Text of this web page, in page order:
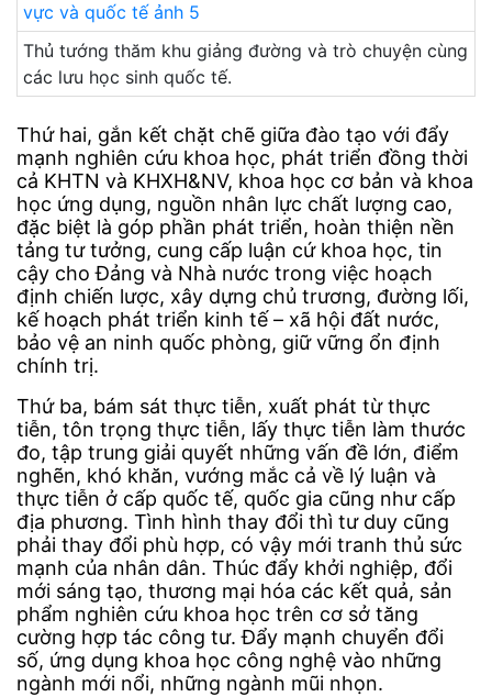
Thủ tướng thăm khu giảng đường và trò chuyện cùng
các lưu học sinh quốc tế.
Thứ hai, gắn kết chặt chẽ giữa đào tạo với đẩy
mạnh nghiên cứu khoa học, phát triển đồng thời
cả KHTN và KHXH&NV, khoa học cơ bản và khoa
học ứng dụng, nguồn nhân lực chất lượng cao,
đặc biệt là góp phần phát triển, hoàn thiện nền
tảng tư tưởng, cung cấp luận cứ khoa học, tin
cậy cho Đảng và Nhà nước trong việc hoạch
định chiến lược, xây dựng chủ trương, đường lối,
kế hoạch phát triển kinh tế – xã hội đất nước,
bảo vệ an ninh quốc phòng, giữ vững ổn định
chính trị.
Thứ ba, bám sát thực tiễn, xuất phát từ thực
tiễn, tôn trọng thực tiễn, lấy thực tiễn làm thước
đo, tập trung giải quyết những vấn đề lớn, điểm
nghẽn, khó khăn, vướng mắc cả về lý luận và
thực tiễn ở cấp quốc tế, quốc gia cũng như cấp
địa phương. Tình hình thay đổi thì tư duy cũng
phải thay đổi phù hợp, có vậy mới tranh thủ sức
mạnh của nhân dân. Thúc đẩy khởi nghiệp, đổi
mới sáng tạo, thương mại hóa các kết quả, sản
phẩm nghiên cứu khoa học trên cơ sở tăng
cường hợp tác công tư. Đẩy mạnh chuyển đổi
số, ứng dụng khoa học công nghệ vào những
ngành mới nổi, những ngành mũi nhọn.